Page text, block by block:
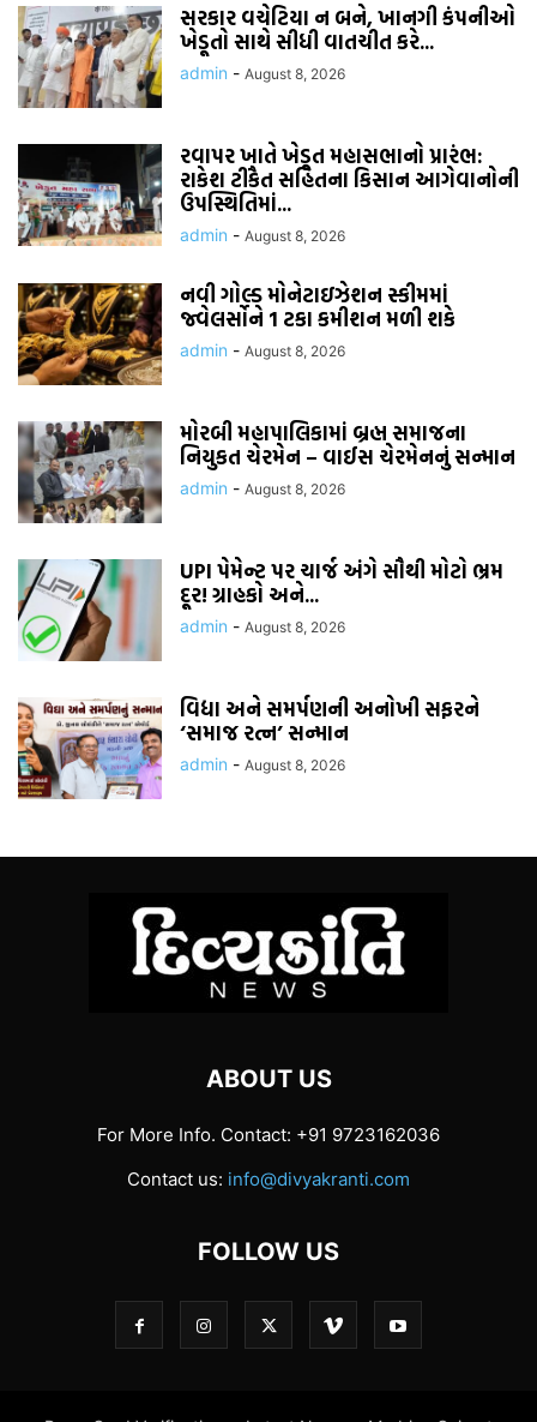
સરકાર વચેટિયા ન બને, ખાનગી કંપનીઓ
ખેડૂતો સાથે સીધી વાતચીત કરે...
admin - August 8, 2026
રવાપર ખાતે ખેડૂત મહાસભાનો પ્રારંભ:
રાકેશ ટીકૈત સહિતના કિસાન આગેવાનોની
ઉપસ્થિતિમાં...
admin - August 8, 2026
નવી ગોલ્ડ મોનેટાઇઝેશન સ્કીમમાં
જ્વેલર્સોને 1 ટકા કમીશન મળી શકે
admin - August 8, 2026
મોરબી મહાપાલિકામાં બ્રહ્મ સમાજના
નિયુકત ચેરમેન – વાઈસ ચેરમેનનું સન્માન
admin - August 8, 2026
UPI પેમેન્ટ પર ચાર્જ અંગે સૌથી મોટો ભ્રમ
દૂર! ગ્રાહકો અને...
admin - August 8, 2026
વિદ્યા અને સમર્પણની અનોખી સફરને
‘સમાજ રત્ન’ સન્માન
admin - August 8, 2026
ABOUT US
For More Info. Contact: +91 9723162036
Contact us: info@divyakranti.com
FOLLOW US